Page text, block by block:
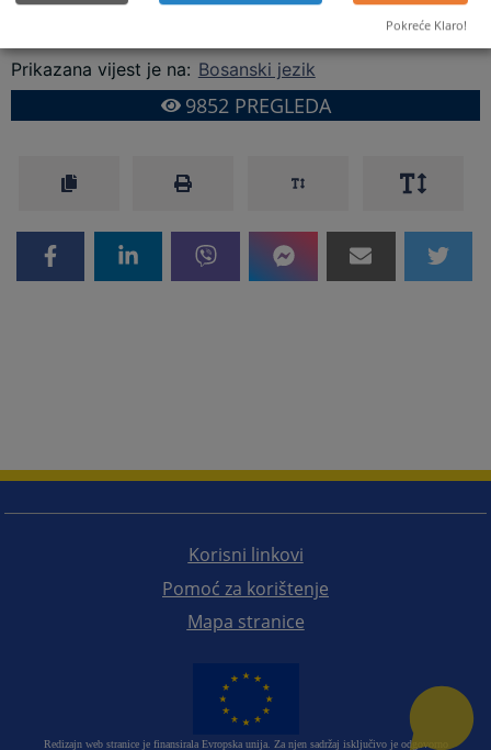
Prikazana vijest je na: Bosanski jezik
9852 PREGLEDA
Korisni linkovi
Pomoć za korištenje
Mapa stranice
Redizajn web stranice je finansirala Evropska unija. Za njen sadržaj isključivo je odgovorno
Pokreće Klaro!